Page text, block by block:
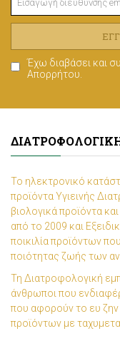
Έχω διαβάσει και
Απορρήτου.
Το ηλεκτρονικό
προϊόντα Υγιεινής
βιολογικά προϊόντα
από το 2009 και
ποικιλία προϊόντων
ποιότητας ζωής των
Τη Διατροφολογική
άνθρωποι που
που αφορούν το ευ ζην
προϊόντων με